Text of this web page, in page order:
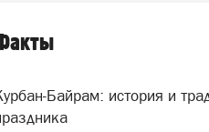
Байрам: история и